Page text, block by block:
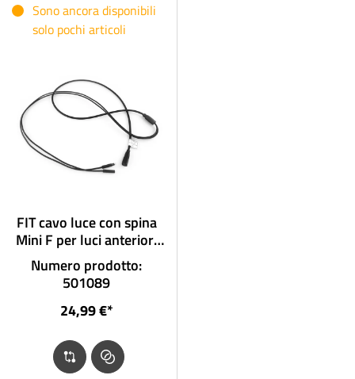
Sono ancora disponibili
solo pochi articoli
FIT cavo luce con spina
Mini F per luci anteriori
con spina e collegamento
agli abbaglianti
Numero prodotto:
501089
24,99 €*